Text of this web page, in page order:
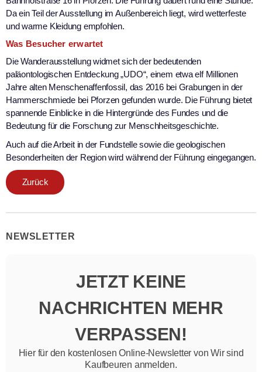
Da ein Teil der Ausstellung im Außenbereich liegt, wird wetterfeste
und warme Kleidung empfohlen.
Was Besucher erwartet
Die Wanderausstellung widmet sich der bedeutenden
paläontologischen Entdeckung „UDO“, einem etwa elf Millionen
Jahre alten Menschenaffenfossil, das 2016 bei Grabungen in der
Hammerschmiede bei Pforzen gefunden wurde. Die Führung bietet
spannende Einblicke in die Hintergründe des Fundes und die
Bedeutung für die Forschung zur Menschheitsgeschichte.
Auch auf die Arbeit in der Fundstelle sowie die geologischen
Besonderheiten der Region wird während der Führung eingegangen.
Zurück
NEWSLETTER
JETZT KEINE
NACHRICHTEN MEHR
VERPASSEN!
Hier für den kostenlosen Online-Newsletter von Wir sind
Kaufbeuren anmelden.